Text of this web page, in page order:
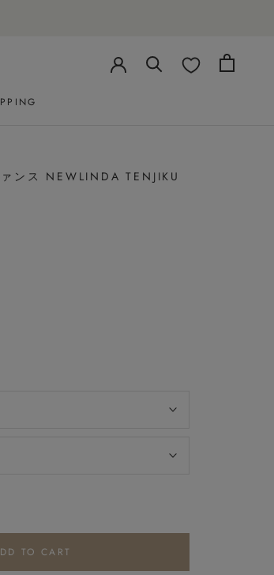
ンス NEWLINDA TENJIKU
TO CART